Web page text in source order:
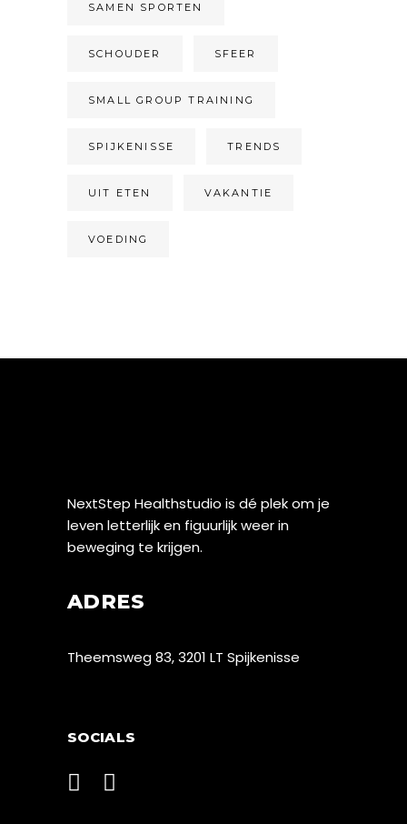
SAMEN SPORTEN
SCHOUDER SFEER
SMALL GROUP TRAINING
SPIJKENISSE TRENDS
UIT ETEN VAKANTIE
VOEDING
NextStep Healthstudio is dé plek om je
leven letterlijk en figuurlijk weer in
beweging te krijgen.
ADRES
Theemsweg 83, 3201 LT Spijkenisse
SOCIALS